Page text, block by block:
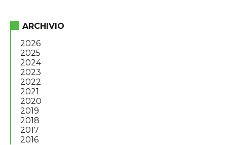
ARCHIVIO
2026
2025
2024
2023
2022
2021
2020
2019
2018
2017
2016